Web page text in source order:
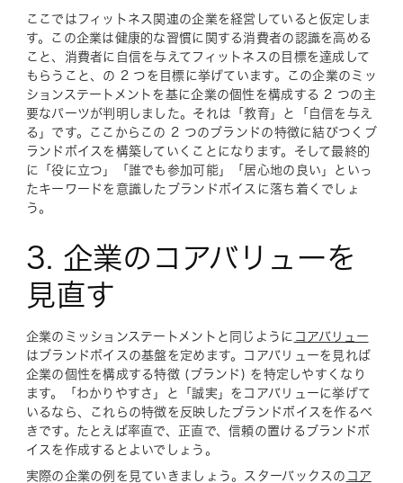
ここではフィットネス関連の企業を経営していると仮定しま
す。この企業は健康的な習慣に関する消費者の認識を高める
こと、消費者に自信を与えてフィットネスの目標を達成して
もらうこと、の 2 つを目標に挙げています。この企業のミッ
ションステートメントを基に企業の個性を構成する 2 つの主
要なパーツが判明しました。それは「教育」と「自信を与え
る」です。ここからこの 2 つのブランドの特徴に結びつくブ
ランドボイスを構築していくことになります。そして最終的
に「役に立つ」「誰でも参加可能」「居心地の良い」といっ
たキーワードを意識したブランドボイスに落ち着くでしょ
う。
3. 企業のコアバリューを
見直す
企業のミッションステートメントと同じように コアバリュー
はブランドボイスの基盤を定めます。コアバリューを見れば
企業の個性を構成する特徴 (ブランド) を特定しやすくなり
ます。「わかりやすさ」と「誠実」をコアバリューに挙げて
いるなら、これらの特徴を反映したブランドボイスを作るべ
きです。たとえば率直で、正直で、信頼の置けるブランドボ
イスを作成するとよいでしょう。
実際の企業の例を見ていきましょう。スターバックスの コア